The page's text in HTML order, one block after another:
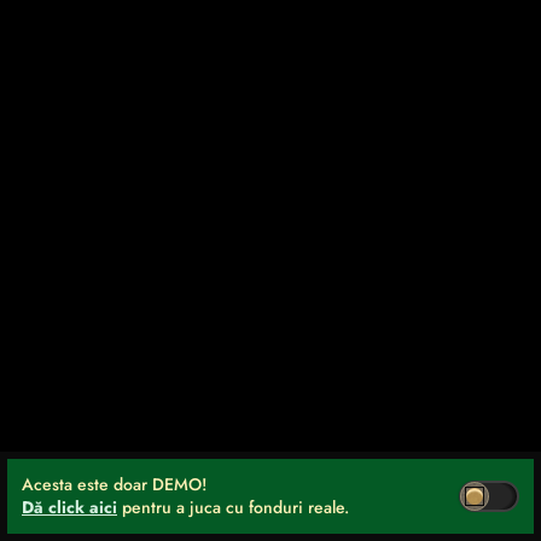
Acesta este doar DEMO!
Dă click aici pentru a juca cu fonduri reale.